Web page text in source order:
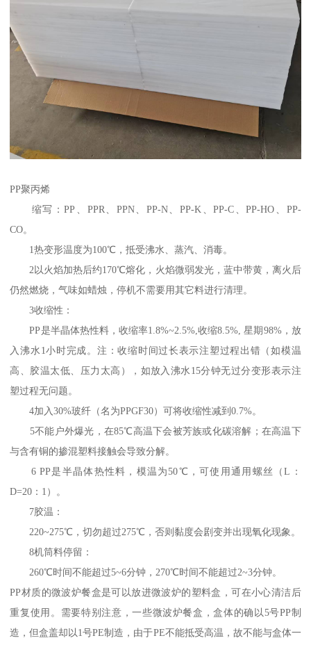
PP聚丙烯
缩写：PP、PPR、PPN、PP-N、PP-K、PP-C、PP-HO、PP-
CO。
1热变形温度为100℃，抵受沸水、蒸汽、消毒。
2以火焰加热后约170℃熔化，火焰微弱发光，蓝中带黄，离火后
仍然燃烧，气味如蜡烛，停机不需要用其它料进行清理。
3收缩性：
PP是半晶体热性料，收缩率1.8%~2.5%,收缩8.5%, 星期98%，放
入沸水1小时完成。注：收缩时间过长表示注塑过程出错（如模温
高、胶温太低、压力太高），如放入沸水15分钟无过分变形表示注
塑过程无问题。
4加入30%玻纤（名为PPGF30）可将收缩性减到0.7%。
5不能户外爆光，在85℃高温下会被芳族或化碳溶解；在高温下
与含有铜的掺混塑料接触会导致分解。
6 PP是半晶体热性料，模温为50℃，可使用通用螺丝（L：
D=20：1）。
7胶温：
220~275℃，切勿超过275℃，否则黏度会剧变并出现氧化现象。
8机筒料停留：
260℃时间不能超过5~6分钟，270℃时间不能超过2~3分钟。
PP材质的微波炉餐盒是可以放进微波炉的塑料盒，可在小心清洁后
重复使用。需要特别注意，一些微波炉餐盒，盒体的确以5号PP制
造，但盒盖却以1号PE制造，由于PE不能抵受高温，故不能与盒体一